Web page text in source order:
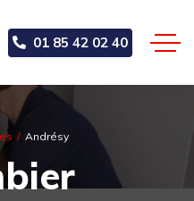
01 85 42 02 40
Andrésy